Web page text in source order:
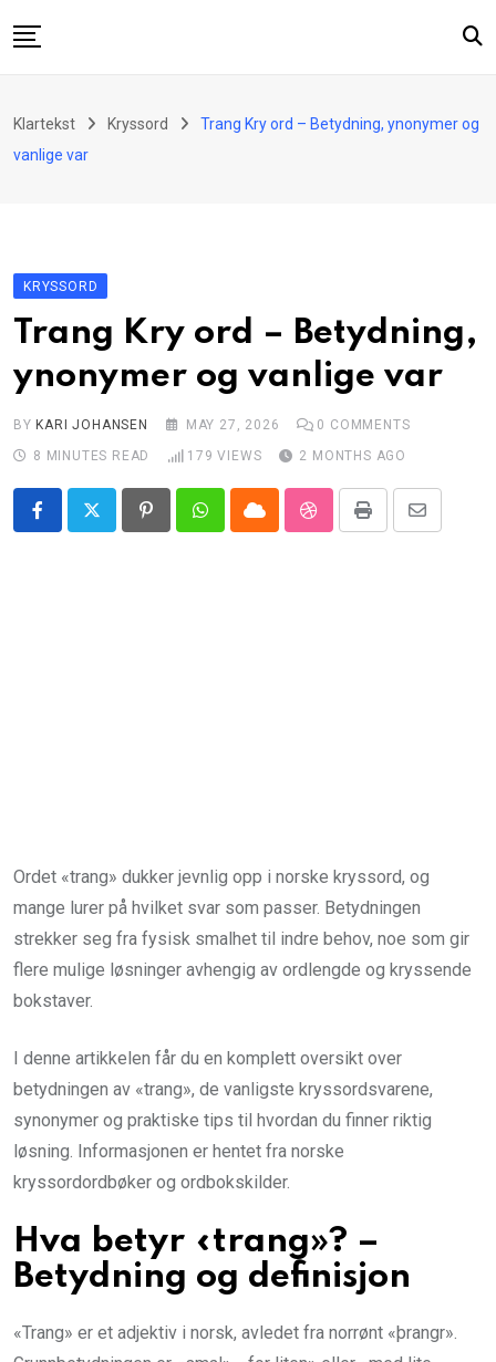
to
Økonomi
Om oss
Kontakt
Klartekst Kryssord
Trang Kry ord – Betydning, ynonymer og
vanlige var
KRYSSORD
Trang Kry ord – Betydning,
ynonymer og vanlige var
BYKARI JOHANSEN MAY 27, 2026 0 COMMENTS
8 MINUTES READ
179 VIEWS 2 MONTHS AGO
PinterestWhatsappCloud StumbleUpon
Print
Share
Ordet «trang» dukker jevnlig opp i norske kryssord, og
mange lurer på hvilket svar som passer. Betydningen
strekker seg fra fysisk smalhet til indre behov, noe som gir
flere mulige løsninger avhengig av ordlengde og kryssende
bokstaver.
I denne artikkelen får du en komplett oversikt over
betydningen av «trang», de vanligste kryssordsvarene,
synonymer og praktiske tips til hvordan du finner riktig
løsning. Informasjonen er hentet fra norske
kryssordordbøker og ordbokskilder.
Hva betyr «trang»? –
Betydning og definisjon
«Trang» er et adjektiv i norsk, avledet fra norrønt «þrangr».